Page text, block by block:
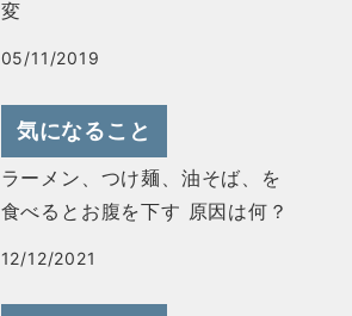
変
05/11/2019
気になること
ラーメン、つけ麺、油そば、を
食べるとお腹を下す 原因は何？
12/12/2021